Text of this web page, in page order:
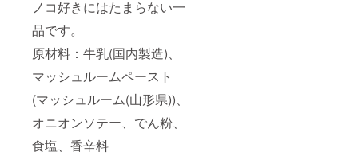
ノコ好きにはたまらない一
品です。
原材料：牛乳(国内製造)、
マッシュルームペースト
(マッシュルーム(山形県))、
オニオンソテー、でん粉、
食塩、香辛料